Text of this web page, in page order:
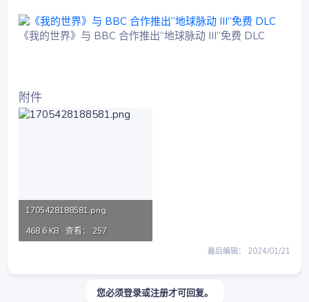
《我的世界》与 BBC 合作推出“地球脉动 III”免费 DLC
附件
1705428188581.png
468.6 KB · 查看： 257
最后编辑： 2024/01/21
您必须登录或注册才可回复。